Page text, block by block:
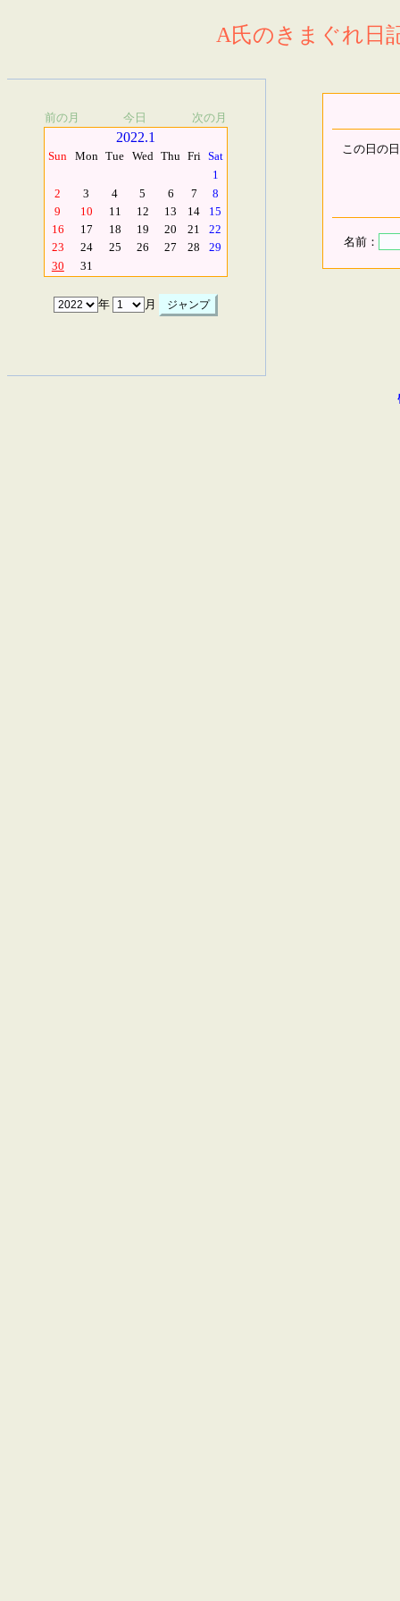
A氏のきまぐれ日
前の月 今日 次の月
2022.1
Sun Mon Tue Wed Thu Fri Sat
1
2
3 4 5 6 7
8
9
10 11 12 13 14
15
16
17 18 19 20 21
22
23
24 25 26 27 28
29
30
31
年 月
この日の
名前：